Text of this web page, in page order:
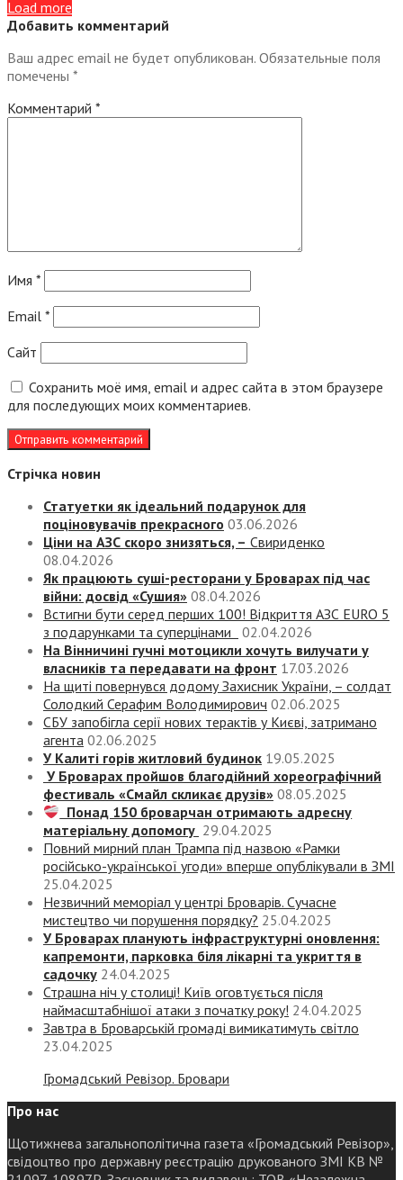
Load more
Добавить комментарий
Ваш адрес email не будет опубликован. Обязательные поля
помечены *
Комментарий *
Имя *
Email *
Сайт
Сохранить моё имя, email и адрес сайта в этом браузере
для последующих моих комментариев.
Стрічка новин
Статуетки як ідеальний подарунок для
поціновувачів прекрасного 03.06.2026
Ціни на АЗС скоро знизяться, – Свириденко
08.04.2026
Як працюють суші-ресторани у Броварах під час
війни: досвід «Сушия» 08.04.2026
Встигни бути серед перших 100! Відкриття АЗС EURO 5
з подарунками та суперцінами
02.04.2026
На Вінничині гучні мотоцикли хочуть вилучати у
власників та передавати на фронт 17.03.2026
На щиті повернувся додому Захисник України, – солдат
Солодкий Серафим Володимирович 02.06.2025
СБУ запобігла серії нових терактів у Києві, затримано
агента 02.06.2025
У Калиті горів житловий будинок 19.05.2025
У Броварах пройшов благодійний хореографічний
фестиваль «Смайл скликає друзів» 08.05.2025
Понад 150 броварчан отримають адресну
матеріальну допомогу 29.04.2025
Повний мирний план Трампа під назвою «‎Рамки
російсько-української угоди» вперше опублікували в ЗМІ
25.04.2025
Незвичний меморіал у центрі Броварів. Сучасне
мистецтво чи порушення порядку? 25.04.2025
У Броварах планують інфраструктурні оновлення:
капремонти, парковка біля лікарні та укриття в
садочку 24.04.2025
Страшна ніч у столиці! Київ оговтується після
наймасштабнішої атаки з початку року! 24.04.2025
Завтра в Броварській громаді вимикатимуть світло
23.04.2025
Громадський Ревізор. Бровари
Про нас
Щотижнева загальнополітична газета «Громадський Ревізор»,
свідоцтво про державну реєстрацію друкованого ЗМІ КВ №